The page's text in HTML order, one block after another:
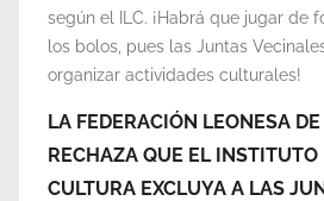
según el ILC. ¡Habrá que jugar de
los bolos, pues las Juntas
organizar actividades culturales!
LA FEDERACIÓN LEONESA
RECHAZA QUE EL INSTITUTO
CULTURA EXCLUYA A LAS